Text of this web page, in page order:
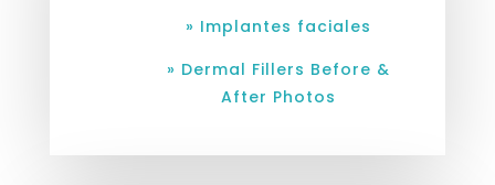
» Implantes faciales
» Dermal Fillers Before &
After Photos